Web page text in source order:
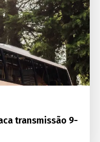
transmissão 9-